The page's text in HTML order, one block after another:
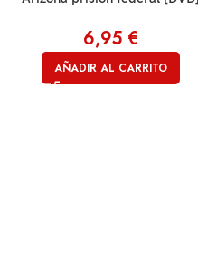
6,95 €
AÑADIR AL CARRITO